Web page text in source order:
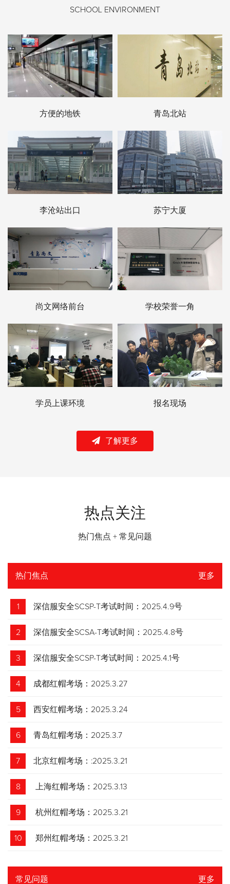
SCHOOL ENVIRONMENT
方便的地铁 青岛北站
李沧站出口 苏宁大厦
尚文网络前台 学校荣誉一角
学员上课环境 报名现场
了解更多
热点关注
热门焦点 + 常见问题
热门焦点 更多
1 深信服安全SCSP-T考试时间：2025.4.9号
2 深信服安全SCSA-T考试时间：2025.4.8号
3 深信服安全SCSP-T考试时间：2025.4.1号
4 成都红帽考场：2025.3.27
5 西安红帽考场：2025.3.24
6 青岛红帽考场：2025.3.7
7 北京红帽考场：:2025.3.21
8 上海红帽考场：2025.3.13
9 杭州红帽考场：2025.3.21
10 郑州红帽考场：2025.3.21
常见问题 更多